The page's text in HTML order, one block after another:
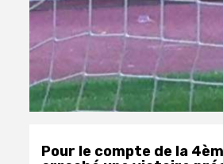
Pour le compte de la